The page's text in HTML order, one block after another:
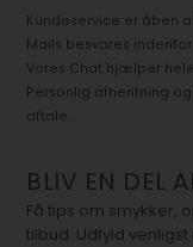
Kundeservice er åben
Mails besvares
Vores Chat hjælper
Personlig afhentning
aftale.
BLIV EN DEL
Få tips om smykker,
tilbud. Udfyld